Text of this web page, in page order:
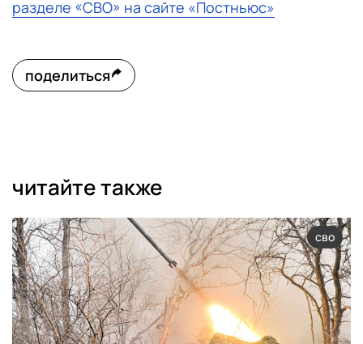
разделе «СВО» на сайте «Постньюс»
поделиться
читайте также
сво